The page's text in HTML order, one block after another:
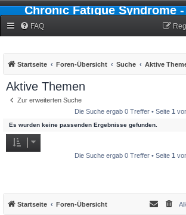
Chronic Fatigue Syndrome -
FAQ
Startseite Foren-Übersicht Suche Aktive
Aktive Themen
Zur erweiterten Suche
Die Suche ergab 0 Treffer • Seite 1
Es wurden keine passenden Ergebnisse gefunden.
Die Suche ergab 0 Treffer • Seite 1
Startseite Foren-Übersicht